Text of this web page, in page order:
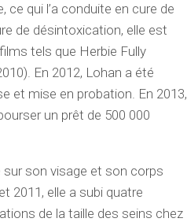
ce qui l’a conduite en cure de
de désintoxication, elle est
tels que Herbie Fully
En 2012, Lohan a été
et mise en probation. En 2013,
un prêt de 500 000
sur son visage et son corps
2011, elle a subi quatre
de la taille des seins chez